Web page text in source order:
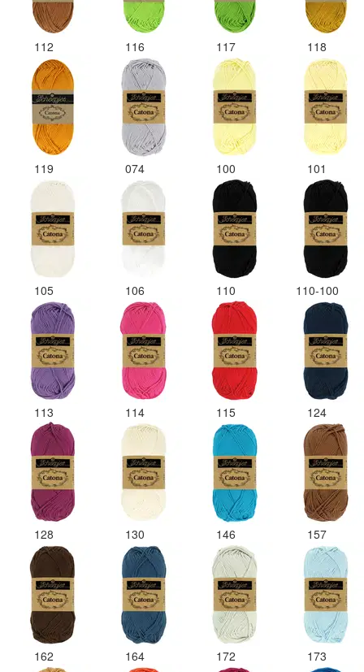
112 116 117 118
119 074 100 101
105 106 110 110-100
113 114 115 124
128 130 146 157
162 164 172 173